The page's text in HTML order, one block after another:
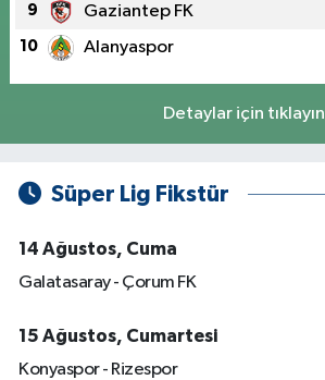
9 Gaziantep FK
10 Alanyaspor
Detaylar için tıklayın
Süper Lig Fikstür
14 Ağustos, Cuma
Galatasaray - Çorum FK
15 Ağustos, Cumartesi
Konyaspor - Rizespor